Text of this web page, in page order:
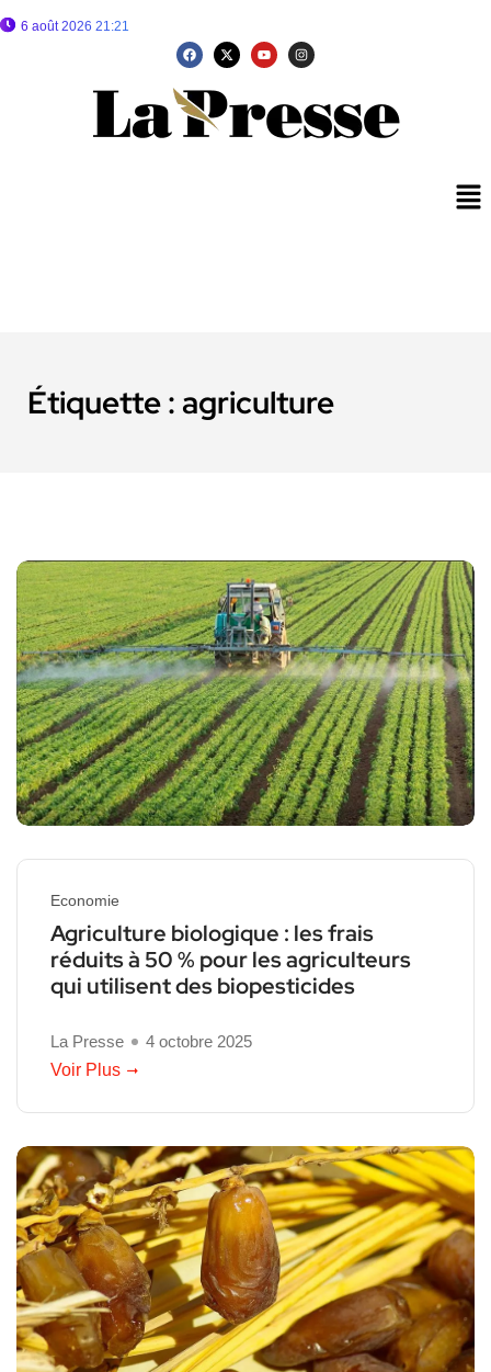
6 août 2026 21:21
Étiquette : agriculture
Economie
Agriculture biologique : les frais
réduits à 50 % pour les agriculteurs
qui utilisent des biopesticides
La Presse
4 octobre 2025
Voir Plus